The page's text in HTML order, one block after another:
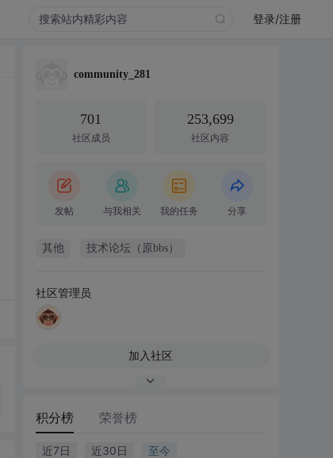
登录/注册
community_281
701
社区成员
253,699
社区内容
发帖 与我相关 我的任务 分享
其他 技术论坛（原bbs）
社区管理员
加入社区
积分榜 荣誉榜
近7日 近30日 至今